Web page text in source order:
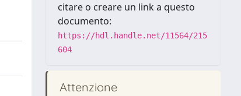
citare o creare un link a questo
documento:
https://hdl.handle.net/11564/215
604
Attenzione